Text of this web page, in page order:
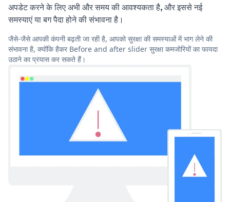
अपडेट करने के लिए अभी और समय की आवश्यकता है, और इससे नई
समस्याएं या बग पैदा होने की संभावना है।
जैसे-जैसे आपकी कंपनी बढ़ती जा रही है, आपको सुरक्षा की समस्याओं में भाग लेने की
संभावना है, क्योंकि हैकर Before and after slider सुरक्षा कमजोरियों का फायदा
उठाने का प्रयास कर सकते हैं।